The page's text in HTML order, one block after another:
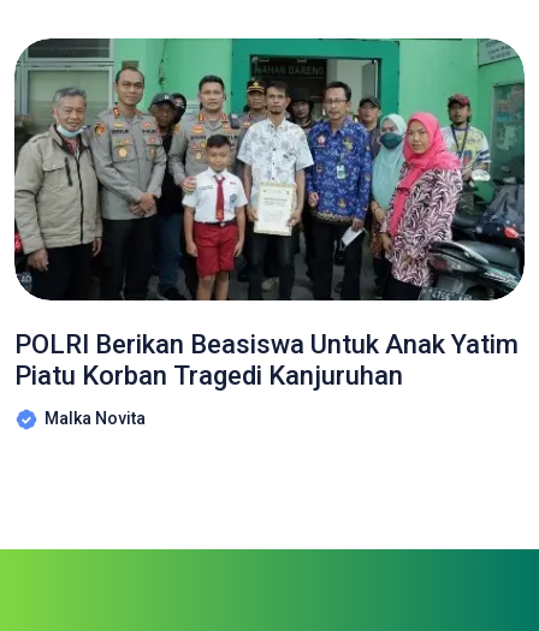
POLRI Berikan Beasiswa Untuk Anak Yatim
Piatu Korban Tragedi Kanjuruhan
Malka Novita